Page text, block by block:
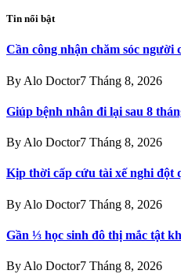
Tin nổi bật
Cần công nhận chăm sóc người
By Alo Doctor7 Tháng 8, 2026
Giúp bệnh nhân đi lại sau 8
By Alo Doctor7 Tháng 8, 2026
Kịp thời cấp cứu tài xế nghi đột
By Alo Doctor7 Tháng 8, 2026
Gần ⅓ học sinh đô thị mắc tật
By Alo Doctor7 Tháng 8, 2026